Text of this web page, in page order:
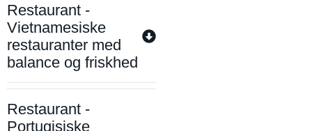
Restaurant -
Vietnamesiske
restauranter med
balance og friskhed
Restaurant -
Portugisiske